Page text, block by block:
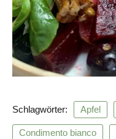
Schlagwörter: Apfel
Condimento bianco